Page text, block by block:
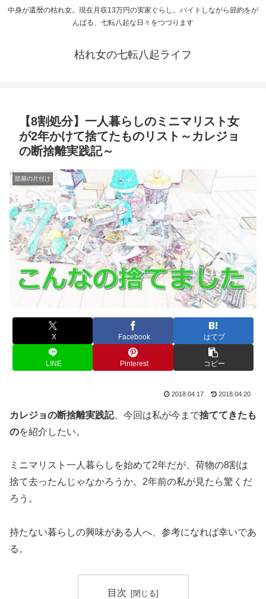
中身が還暦の枯れ女。現在月収13万円の実家ぐらし。バイトしながら節約をが
んばる、七転八起な日々をつづります
枯れ女の七転八起ライフ
【8割処分】一人暮らしのミニマリスト女
が2年かけて捨てたものリスト～カレジョ
の断捨離実践記～
部屋の片付け
X Facebook はてブ
LINE Pinterest コピー
2018.04.17 2018.04.20
カレジョの断捨離実践記、今回は私が今まで捨ててきたも
のを紹介したい。
ミニマリスト一人暮らしを始めて2年だが、荷物の8割は
捨て去ったんじゃなかろうか。2年前の私が見たら驚くだ
ろう。
持たない暮らしの興味がある人へ、参考になれば幸いであ
る。
目次